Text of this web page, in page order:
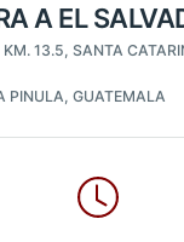
A EL
KM. 13.5, SANTA
PINULA, GUATEMALA